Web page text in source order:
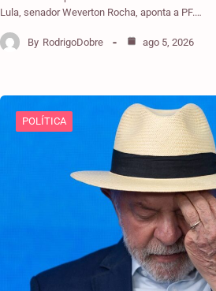
Lula, senador Weverton Rocha, aponta a PF.…
By RodrigoDobre ago 5, 2026
POLÍTICA